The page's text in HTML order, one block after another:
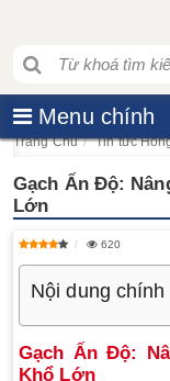
Menu chính
Trang Chủ Tin tức
Gạch Ấn Độ:
Lớn
620
Nội dung chính
Gạch Ấn Độ:
Khổ Lớn